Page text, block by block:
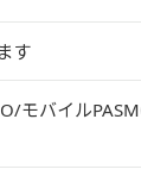
す
モバイル